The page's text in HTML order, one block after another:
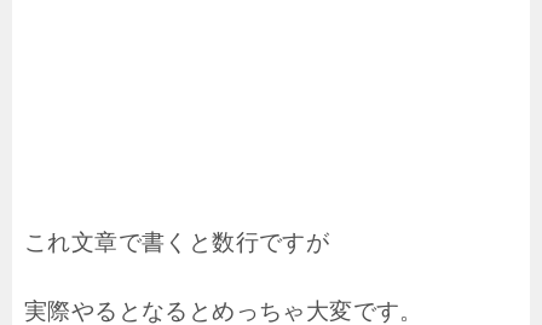
これ文章で書くと数行ですが
実際やるとなるとめっちゃ大変です。